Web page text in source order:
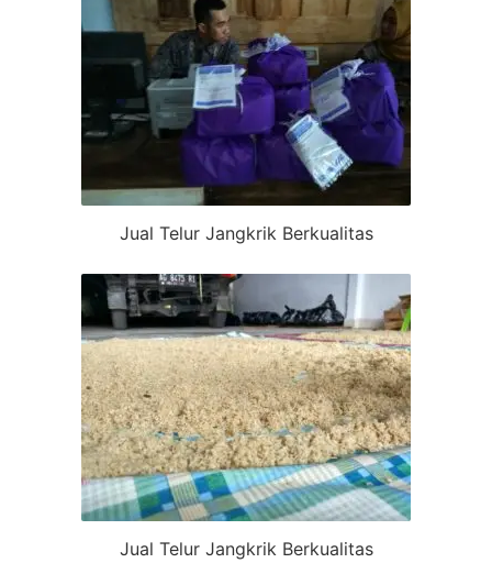
Jual Telur Jangkrik Berkualitas
Jual Telur Jangkrik Berkualitas